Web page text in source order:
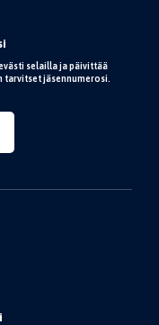
selailla ja päivittää
tarvitset jäsennumerosi.